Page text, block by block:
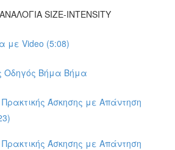
SIZE-INTENSITY
με Video (5:08)
Οδηγός Βήμα Βήμα
Άσκησης με Απάντηση
Άσκησης με Απάντηση